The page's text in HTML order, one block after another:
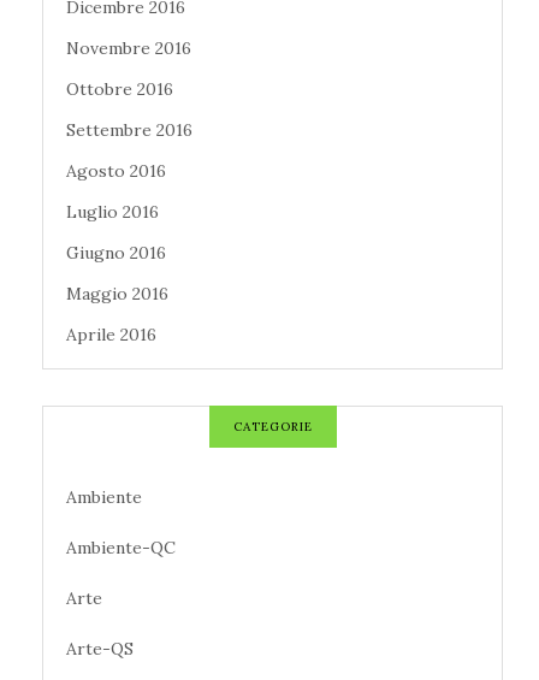
Dicembre 2016
Novembre 2016
Ottobre 2016
Settembre 2016
Agosto 2016
Luglio 2016
Giugno 2016
Maggio 2016
Aprile 2016
CATEGORIE
Ambiente
Ambiente-QC
Arte
Arte-QS